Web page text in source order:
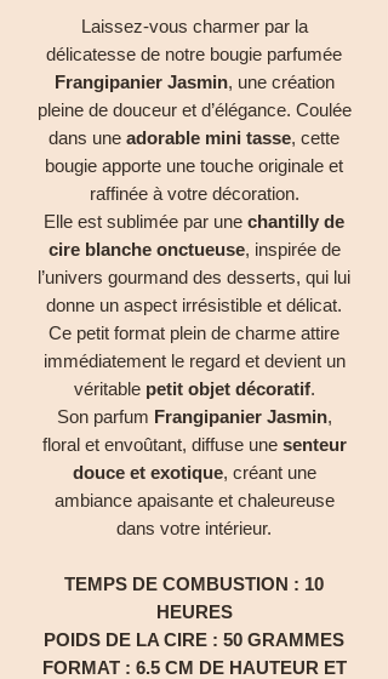
Laissez-vous charmer par la
délicatesse de notre bougie parfumée
Frangipanier Jasmin, une création
pleine de douceur et d’élégance. Coulée
dans une adorable mini tasse, cette
bougie apporte une touche originale et
raffinée à votre décoration.
Elle est sublimée par une chantilly de
cire blanche onctueuse, inspirée de
l’univers gourmand des desserts, qui lui
donne un aspect irrésistible et délicat.
Ce petit format plein de charme attire
immédiatement le regard et devient un
véritable petit objet décoratif.
Son parfum Frangipanier Jasmin,
floral et envoûtant, diffuse une senteur
douce et exotique, créant une
ambiance apaisante et chaleureuse
dans votre intérieur.
TEMPS DE COMBUSTION : 10
HEURES
POIDS DE LA CIRE : 50 GRAMMES
FORMAT : 6.5 CM DE HAUTEUR ET